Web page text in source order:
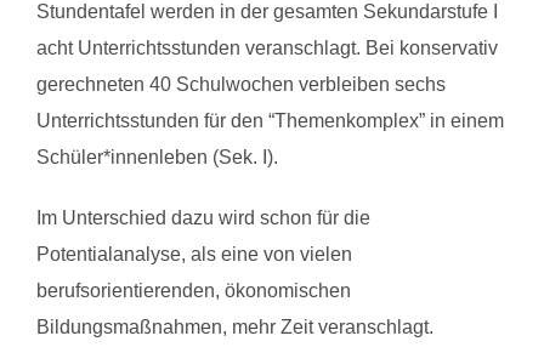
Stundentafel werden in der gesamten Sekundarstufe I
acht Unterrichtsstunden veranschlagt. Bei konservativ
gerechneten 40 Schulwochen verbleiben sechs
Unterrichtsstunden für den “Themenkomplex” in einem
Schüler*innenleben (Sek. I).
Im Unterschied dazu wird schon für die
Potentialanalyse, als eine von vielen
berufsorientierenden, ökonomischen
Bildungsmaßnahmen, mehr Zeit veranschlagt.